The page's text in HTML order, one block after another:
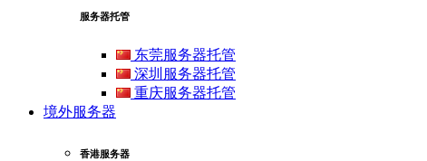
服务器托管
东莞服务器托管
深圳服务器托管
重庆服务器托管
境外服务器
香港服务器